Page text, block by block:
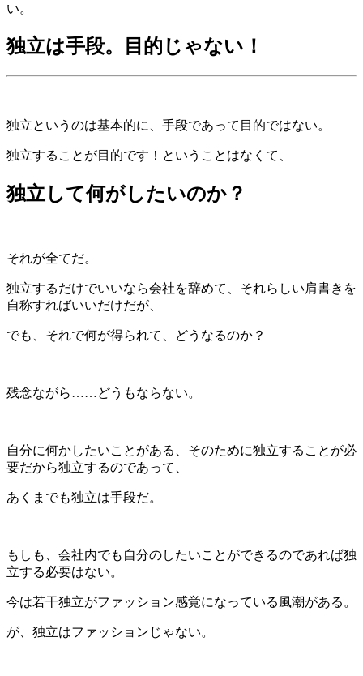
い。
独立は手段。目的じゃない！
独立というのは基本的に、手段であって目的ではない。
独立することが目的です！ということはなくて、
独立して何がしたいのか？
それが全てだ。
独立するだけでいいなら会社を辞めて、それらしい肩書きを
自称すればいいだけだが、
でも、それで何が得られて、どうなるのか？
残念ながら……どうもならない。
自分に何かしたいことがある、そのために独立することが必
要だから独立するのであって、
あくまでも独立は手段だ。
もしも、会社内でも自分のしたいことができるのであれば独
立する必要はない。
今は若干独立がファッション感覚になっている風潮がある。
が、独立はファッションじゃない。